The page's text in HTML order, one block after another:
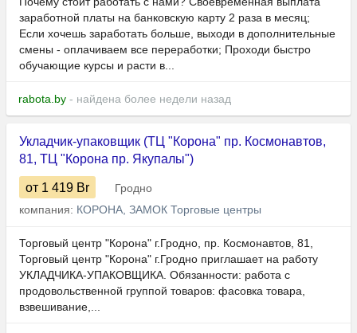
заработной платы на банковскую карту 2 раза в месяц;
Если хочешь заработать больше, выходи в дополнительные
смены - оплачиваем все переработки; Проходи быстро
обучающие курсы и расти в...
rabota.by - найдена более недели назад
Укладчик-упаковщик (ТЦ "Корона" пр. Космонавтов,
81, ТЦ "Корона пр. Якупалы")
от 1 419 Br
Гродно
компания: КОРОНА, ЗАМОК Торговые центры
Торговый центр "Корона" г.Гродно, пр. Космонавтов, 81,
Торговый центр "Корона" г.Гродно приглашает на работу
УКЛАДЧИКА-УПАКОВЩИКА. Обязанности: работа с
продовольственной группой товаров: фасовка товара,
взвешивание,...